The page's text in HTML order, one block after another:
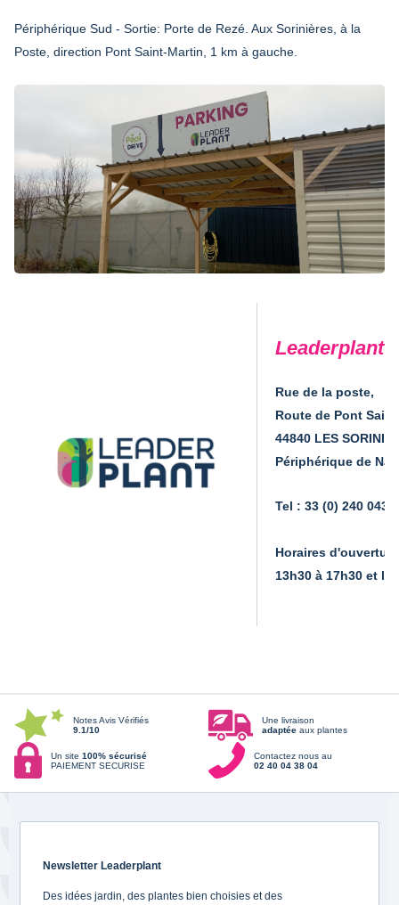
Périphérique Sud - Sortie: Porte de Rezé. Aux Sorinières, à la
Poste, direction Pont Saint-Martin, 1 km à gauche.
Leaderplant
Rue de la poste,
Route de Pont
44840 LES
Périphérique de
Tel : 33 (0) 240 043
Horaires
13h30 à 17h30 et
Notes Avis Vérifiés
9.1/10
Une livraison
adaptée aux plantes
Un site 100% sécurisé
PAIEMENT SECURISE
Contactez nous au
02 40 04 38 04
Newsletter Leaderplant
Des idées jardin, des plantes bien choisies et des